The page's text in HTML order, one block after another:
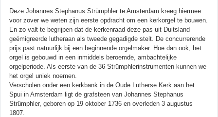
Deze Johannes Stephanus Strümphler te Amsterdam kreeg hiermee
voor zover we weten zijn eerste opdracht om een kerkorgel te bouwen.
En zo valt te begrijpen dat de kerkenraad deze pas uit Duitsland
geëmigreerde lutheraan als tweede gegadigde stelt. De concurrerende
prijs past natuurlijk bij een beginnende orgelmaker. Hoe dan ook, het
orgel is gebouwd in een inmiddels beroemde, ambachtelijke
orgelperiode. Als eerste van de 36 Strümphlerinstrumenten kunnen we
het orgel uniek noemen.
Verscholen onder een kerkbank in de Oude Lutherse Kerk aan het
Spui in Amsterdam ligt de grafsteen van Johannes Stephanus
Strümphler, geboren op 19 oktober 1736 en overleden 3 augustus
1807.